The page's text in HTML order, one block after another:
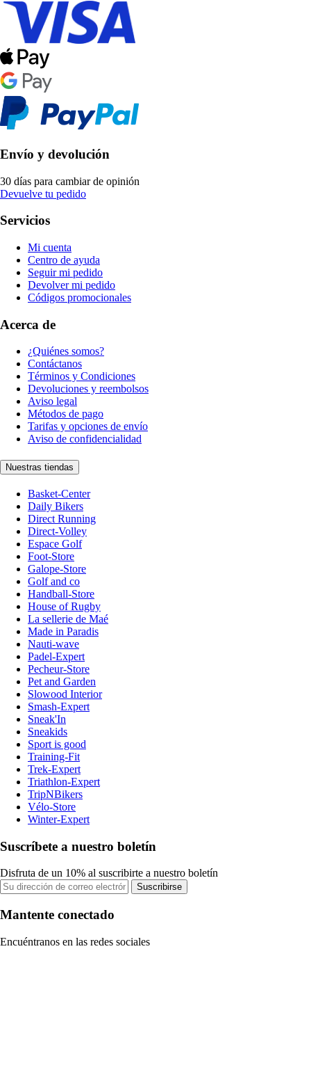
Envío y devolución
30 días para cambiar de opinión
Devuelve tu pedido
Servicios
Mi cuenta
Centro de ayuda
Seguir mi pedido
Devolver mi pedido
Códigos promocionales
Acerca de
¿Quiénes somos?
Contáctanos
Términos y Condiciones
Devoluciones y reembolsos
Aviso legal
Métodos de pago
Tarifas y opciones de envío
Aviso de confidencialidad
Nuestras tiendas
Basket-Center
Daily Bikers
Direct Running
Direct-Volley
Espace Golf
Foot-Store
Galope-Store
Golf and co
Handball-Store
House of Rugby
La sellerie de Maé
Made in Paradis
Nauti-wave
Padel-Expert
Pecheur-Store
Pet and Garden
Slowood Interior
Smash-Expert
Sneak'In
Sneakids
Sport is good
Training-Fit
Trek-Expert
Triathlon-Expert
TripNBikers
Vélo-Store
Winter-Expert
Suscríbete a nuestro boletín
Disfruta de un 10% al suscribirte a nuestro boletín
Suscribirse
Mantente conectado
Encuéntranos en las redes sociales